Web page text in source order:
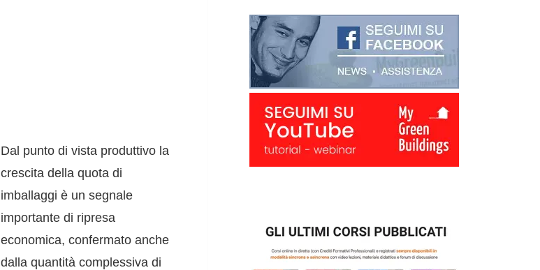
Dal punto di vista produttivo la
crescita della quota di
imballaggi è un segnale
importante di ripresa
economica, confermato anche
dalla quantità complessiva di